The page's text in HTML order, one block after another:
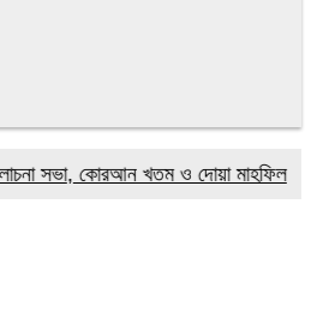
সভা, কোরআন খতম ও দোয়া মাহফিল